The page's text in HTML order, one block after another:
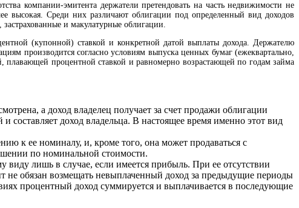
компании-эмитента держатели претендовать на часть недвижимости не
высокая. Среди них различают облигации под определенный вид доходов
и макулатурные облигации.
(купонной) ставкой и конкретной датой выплаты дохода. Держателю
производится согласно условиям выпуска ценных бумаг (ежеквартально,
процентной ставкой и равномерно возрастающей по годам займа
а доход владелец получает за счет продажи облигации
доход владельца. В настоящее время именно этот вид
к ее номиналу, и, кроме того, она может продаваться с
по номинальной стоимости.
лишь в случае, если имеется прибыль. При ее отсутствии
обязан возмещать невыплаченный доход за предыдущие периоды
процентный доход суммируется и выплачивается в последующие